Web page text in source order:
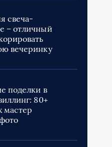
свеча-
– отличный
вечеринку
поделки в
80+
мастер